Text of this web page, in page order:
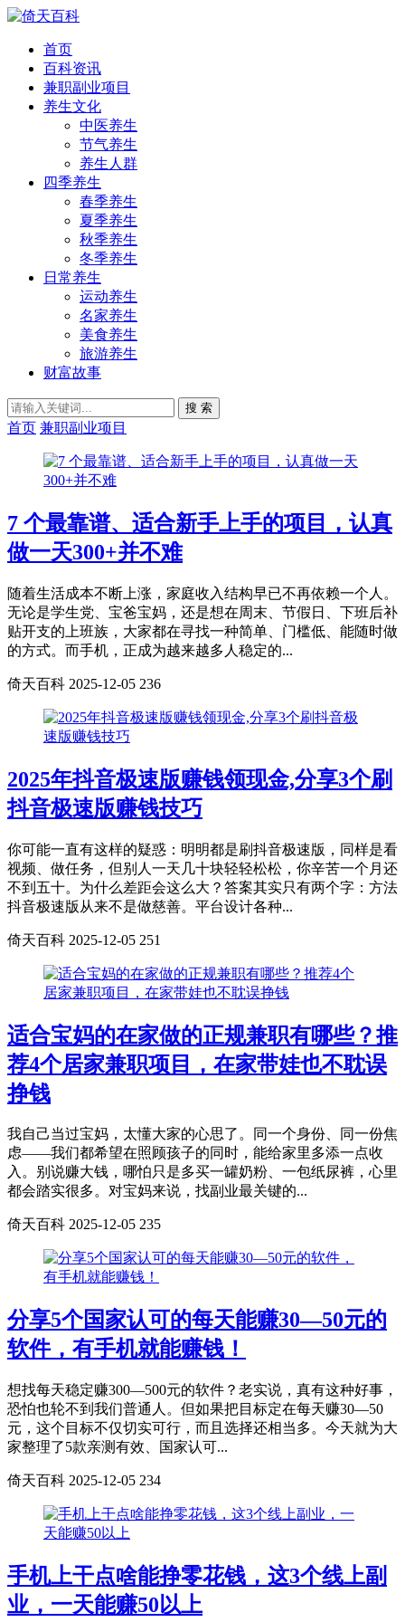
首页
百科资讯
兼职副业项目
养生文化
中医养生
节气养生
养生人群
四季养生
春季养生
夏季养生
秋季养生
冬季养生
日常养生
运动养生
名家养生
美食养生
旅游养生
财富故事
搜 索
首页 兼职副业项目
7 个最靠谱、适合新手上手的项目，认真
做一天300+并不难
随着生活成本不断上涨，家庭收入结构早已不再依赖一个人。
无论是学生党、宝爸宝妈，还是想在周末、节假日、下班后补
贴开支的上班族，大家都在寻找一种简单、门槛低、能随时做
的方式。而手机，正成为越来越多人稳定的...
倚天百科 2025-12-05 236
2025年抖音极速版赚钱领现金,分享3个刷
抖音极速版赚钱技巧
你可能一直有这样的疑惑：明明都是刷抖音极速版，同样是看
视频、做任务，但别人一天几十块轻轻松松，你辛苦一个月还
不到五十。为什么差距会这么大？答案其实只有两个字：方法
抖音极速版从来不是做慈善。平台设计各种...
倚天百科 2025-12-05 251
适合宝妈的在家做的正规兼职有哪些？推
荐4个居家兼职项目，在家带娃也不耽误
挣钱
我自己当过宝妈，太懂大家的心思了。同一个身份、同一份焦
虑——我们都希望在照顾孩子的同时，能给家里多添一点收
入。别说赚大钱，哪怕只是多买一罐奶粉、一包纸尿裤，心里
都会踏实很多。对宝妈来说，找副业最关键的...
倚天百科 2025-12-05 235
分享5个国家认可的每天能赚30—50元的
软件，有手机就能赚钱！
想找每天稳定赚300—500元的软件？老实说，真有这种好事，
恐怕也轮不到我们普通人。但如果把目标定在每天赚30—50
元，这个目标不仅切实可行，而且选择还相当多。今天就为大
家整理了5款亲测有效、国家认可...
倚天百科 2025-12-05 234
手机上干点啥能挣零花钱，这3个线上副
业，一天能赚50以上